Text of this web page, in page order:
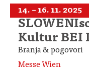
14. – 16. 11. 2025
Kultur BEI
Branja & pogovori
Messe Wien